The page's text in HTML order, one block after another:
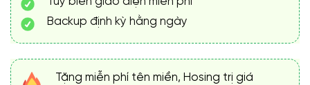
Backup định kỳ hằng ngày
Tặng miễn phí tên miền, Hosing trị giá